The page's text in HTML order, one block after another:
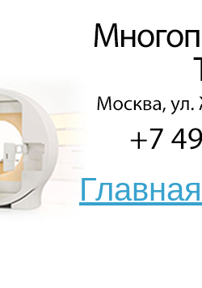
Главная